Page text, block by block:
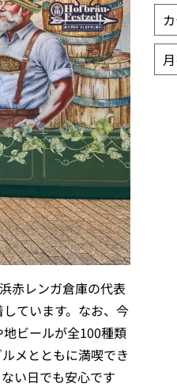
赤レンガ倉庫の代表
ています。なお、今
ビールが全100種類
メとともに満喫でき
い日でも安心です